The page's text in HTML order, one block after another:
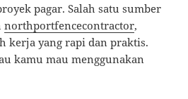
pagar. Salah satu sumber
northportfencecontractor,
kerja yang rapi dan praktis.
kamu mau menggunakan